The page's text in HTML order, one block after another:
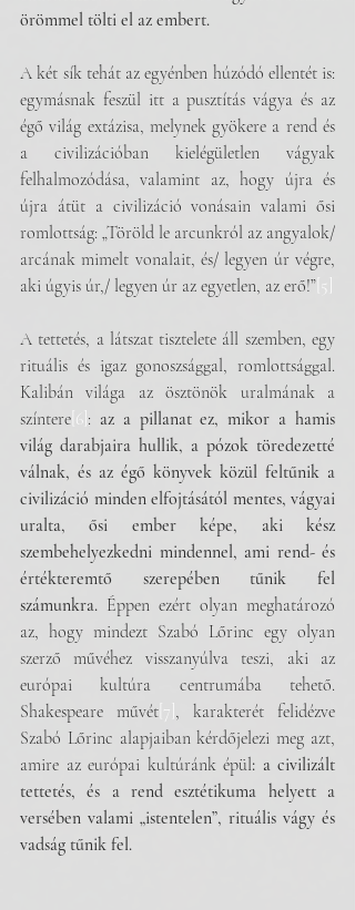
örömmel tölti el az embert.
A két sík tehát az egyénben húzódó ellentét is:
egymásnak feszül itt a pusztítás vágya és az
égő világ extázisa, melynek gyökere a rend és
a civilizációban kielégületlen vágyak
felhalmozódása, valamint az, hogy újra és
újra átüt a civilizáció vonásain valami ősi
romlottság: „Töröld le arcunkról az angyalok/
arcának mimelt vonalait, és/ legyen úr végre,
aki úgyis úr,/ legyen úr az egyetlen, az erő!” [5]
A tettetés, a látszat tisztelete áll szemben, egy
rituális és igaz gonoszsággal, romlottsággal.
Kalibán világa az ösztönök uralmának a
színtere [6] : az a pillanat ez, mikor a hamis
világ darabjaira hullik, a pózok töredezetté
válnak, és az égő könyvek közül feltűnik a
civilizáció minden elfojtásától mentes, vágyai
uralta, ősi ember képe, aki kész
szembehelyezkedni mindennel, ami rend- és
értékteremtő szerepében tűnik fel
számunkra. Éppen ezért olyan meghatározó
az, hogy mindezt Szabó Lőrinc egy olyan
szerző művéhez visszanyúlva teszi, aki az
európai kultúra centrumába tehető.
Shakespeare művét [7] , karakterét felidézve
Szabó Lőrinc alapjaiban kérdőjelezi meg azt,
amire az európai kultúránk épül: a civilizált
tettetés, és a rend esztétikuma helyett a
versében valami „istentelen”, rituális vágy és
vadság tűnik fel.